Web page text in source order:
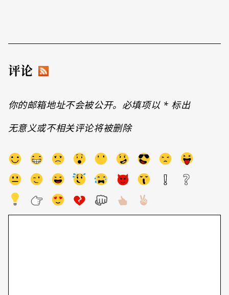
评论
你的邮箱地址不会被公开。必填项以 *标出
无意义或不相关评论将被删除